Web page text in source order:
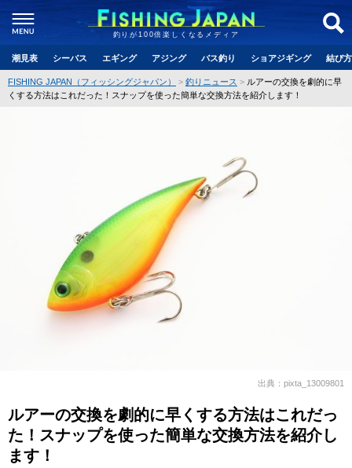
釣りが100倍楽しくなるメディア
潮見表 シーバス エギング アジング バス釣り ショアジギング 結び
FISHING JAPAN（フィッシングジャパン） 釣りニュース
ルアーの交換を劇的に早
くする方法はこれだった！スナップを使った簡単な交換方法を紹介します！
出典：pixta_13009801
ルアーの交換を劇的に早くする方法はこれだっ
た！スナップを使った簡単な交換方法を紹介し
ます！